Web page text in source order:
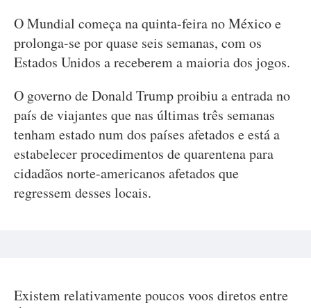
O Mundial começa na quinta-feira no México e
prolonga-se por quase seis semanas, com os
Estados Unidos a receberem a maioria dos jogos.
O governo de Donald Trump proibiu a entrada no
país de viajantes que nas últimas três semanas
tenham estado num dos países afetados e está a
estabelecer procedimentos de quarentena para
cidadãos norte-americanos afetados que
regressem desses locais.
Existem relativamente poucos voos diretos entre